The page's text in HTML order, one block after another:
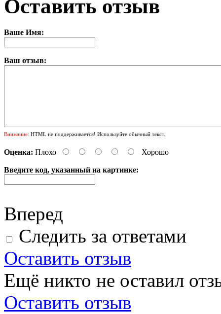
Оставить отзыв
Ваше Имя:
Ваш отзыв:
Внимание: HTML не поддерживается! Используйте обычный текст.
Оценка: Плохо Хорошо
Введите код, указанный на картинке:
Вперед
Следить за ответами
Оставить отзыв
Ещё никто не оставил
Оставить отзыв